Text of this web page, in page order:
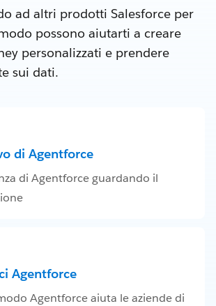
ad altri prodotti Salesforce per
possono aiutarti a creare
personalizzati e prendere
sui dati.
di Agentforce
di Agentforce guardando il
Agentforce
Agentforce aiuta le aziende di